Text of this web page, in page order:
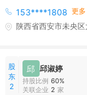
153****1808 更多
股
东
2
邱 邱淑婷
持股比例 60%
关联企业 2 家